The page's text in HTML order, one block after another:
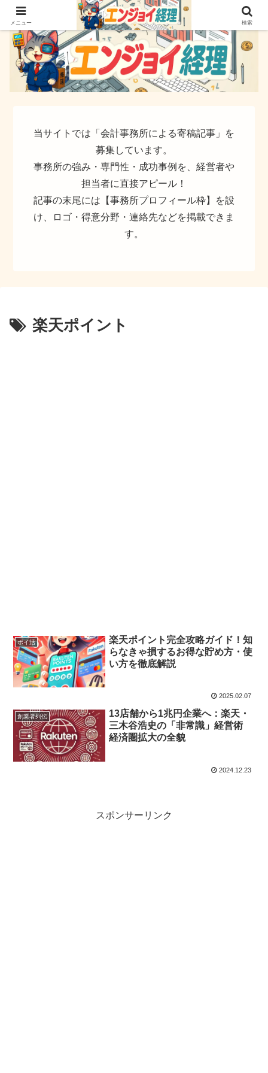
簿記でなく実務ができるサイト
当サイトでは「会計事務所による寄稿記事」を
募集しています。
事務所の強み・専門性・成功事例を、経営者や
担当者に直接アピール！
記事の末尾には【事務所プロフィール枠】を設
け、ロゴ・得意分野・連絡先などを掲載できま
す。
楽天ポイント
ポイ活
楽天ポイント完全攻略ガイド！知
らなきゃ損するお得な貯め方・使
い方を徹底解説
2025.02.07
創業者列伝
13店舗から1兆円企業へ：楽天・
三木谷浩史の「非常識」経営術
経済圏拡大の全貌
2024.12.23
スポンサーリンク
メニュー 検索